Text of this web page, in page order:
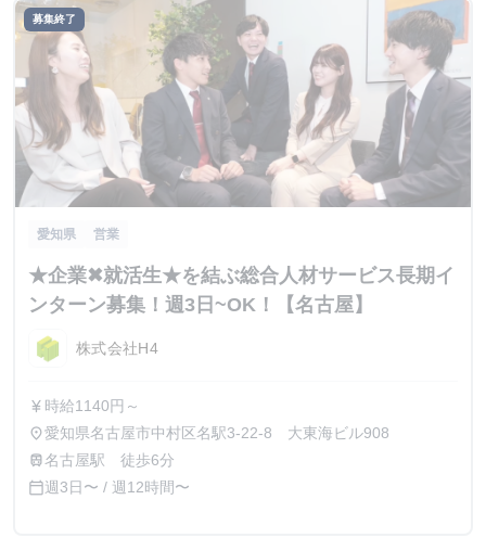
募集終了
愛知県 営業
★企業✖就活生★を結ぶ総合人材サービス長期イ
ンターン募集！週3日~OK！【名古屋】
株式会社H4
currency_yen 時給1140円～
place愛知県名古屋市中村区名駅3-22-8 大東海ビル908
train名古屋駅 徒歩6分
calendar_today週3日〜 / 週12時間〜